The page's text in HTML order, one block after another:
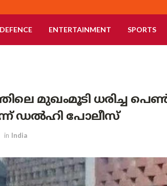
DEFENCE ENTERTAINMENT SPORTS
മുഖംമൂടി ധരിച്ച
ഡല്‍ഹി പോലീസ്
in India